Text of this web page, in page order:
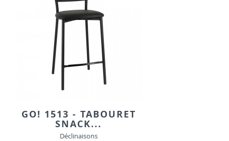
GO! 1513 - TABOURET
SNACK...
Déclinaisons